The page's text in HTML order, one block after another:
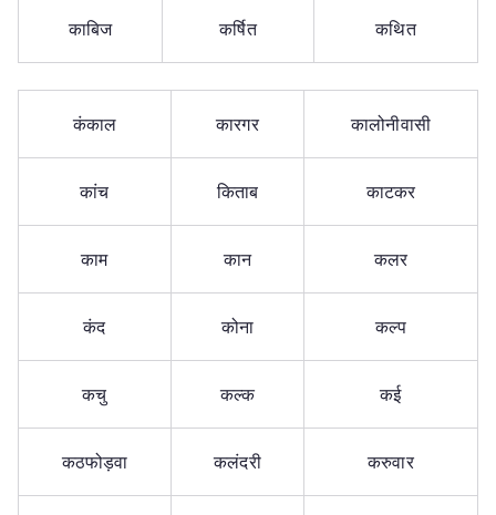
काबिज कर्षित कथित
कंकाल कारगर कालोनीवासी
कांच किताब काटकर
काम कान कलर
कंद कोना कल्प
कचु कल्क कई
कठफोड़वा कलंदरी करुवार